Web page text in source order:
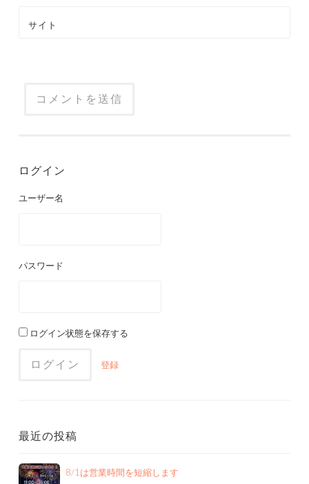
サイト
ログイン
ユーザー名
パスワード
ログイン状態を保存する
登録
最近の投稿
8/1は営業時間を短縮します